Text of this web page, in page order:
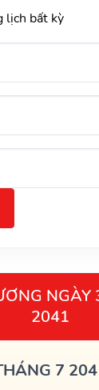
lịch bất kỳ
NGÀY
2041
7